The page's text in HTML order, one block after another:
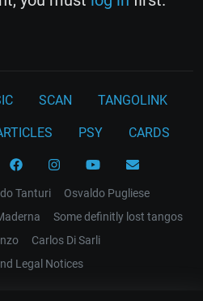
SCAN TANGOLINK
PSY CARDS
Tanturi
Osvaldo Pugliese
Some definitly lost tangos
Carlos Di Sarli
Legal Notices